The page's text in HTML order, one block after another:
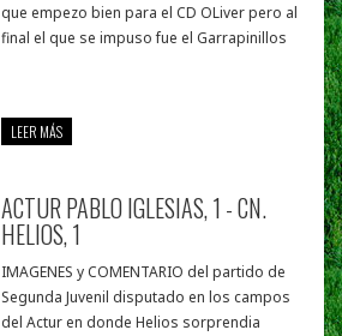
que empezo bien para el CD OLiver pero al
final el que se impuso fue el Garrapinillos
LEER MÁS
ACTUR PABLO IGLESIAS, 1 - CN.
HELIOS, 1
IMAGENES y COMENTARIO del partido de
Segunda Juvenil disputado en los campos
del Actur en donde Helios sorprendia